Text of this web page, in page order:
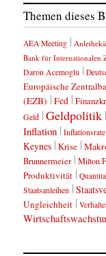
Themen dieses
AEA Meeting
Bank für Internationalen
Daron Acemoglu
Europäische
(EZB)
Fed
Geld
Geldpolitik
Inflation Inflationsrate
Keynes Krise
Brunnermeier
Milton
Produktivität
Staatsanleihen
Ungleichheit